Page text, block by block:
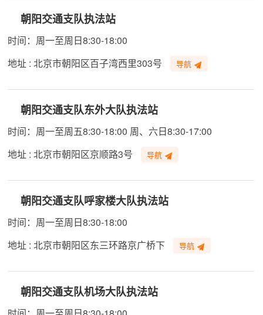
朝阳交通支队执法站
时间：周一至周日8:30-18:00
地址 : 北京市朝阳区百子湾西里303号
导航
朝阳交通支队东外大队执法站
时间：周一至周五8:30-18:00 周、六日8:30-17:00
地址 : 北京市朝阳区京顺路3号
导航
朝阳交通支队呼家楼大队执法站
时间：周一至周日8:30-18:00
地址 : 北京市朝阳区东三环路京广桥下
导航
朝阳交通支队机场大队执法站